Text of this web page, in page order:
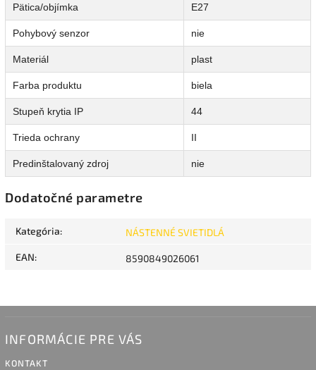
Pätica/objímka E27
Pohybový senzor nie
Materiál plast
Farba produktu biela
Stupeň krytia IP 44
Trieda ochrany II
Predinštalovaný zdroj nie
Dodatočné parametre
Kategória: NÁSTENNÉ SVIETIDLÁ
EAN: 8590849026061
INFORMÁCIE PRE VÁS
KONTAKT